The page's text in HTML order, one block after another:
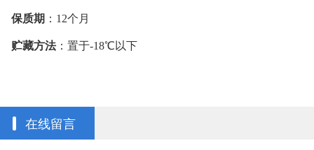
保质期 ： 12个月
贮藏方法：置于-18℃ 以下
在线留言